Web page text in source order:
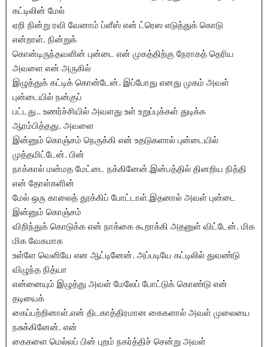
கட்டிலின் மேல்
ஏறி நின்று ரவி வேனாம் ப்ளீஸ் என் ட்ரெஸ எடுத்துக் கொடு
என்றாள். நின்றுக்
கொன்டிருந்தவளின் புன்டை என் முகத்திற்கு நேராகத் தெரிய
அவளை என் அருகில்
இழுத்துக் கட்டிக் கொன்டேன். இப்போது எனது முகம் அவள்
புன்டையில் நன்குப்
பட்டது.. உணர்ச்சியில் அவளது உள் உறுப்புக்கள் துடிக்க
ஆரம்பித்தது. அவளை
இன்னும் கொஞ்சம் நெருக்கி என் உதடுகளால் புன்டையில்
முத்தமிட்டேன். பின்
நாக்கால் மன்மத மேட்டை நக்கினேன்.இன்பத்தில் தினறிய நித்தி
என் தோள்களின்
மேல் ஒரு காலைத் தூக்கிப் போட்டாள்.இதனால் அவள் புன்டை
இன்னும் கொஞ்சம்
விறிந்துக் கொடுக்க என் நாக்கை கூறாக்கி அதனுள் விட்டேன். மிக
மிக வேகமாக
உள்ளே வெளியே என ஆட்டினேன். அப்படியே கட்டிலில் துவண்டு
விழுந்த நித்யா
என்னையும் இழுத்து அவள் மேலேப் போட்டுக் கொண்டு என்
தடியைக்
கைப்பற்றினாள்.என் திடகாத்திரமான கைகளால் அவள் முலையை
நசுக்கினேன். என்
கைகளை மெல்லப் பின் புறம் நகர்த்திச் சென்று அவள்